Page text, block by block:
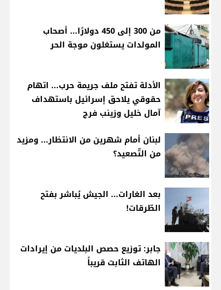
من 300 إلى 450 دولارًا... أصحاب
المولدات يستغلون موجة الحر
الأدلة تفتح ملف جريمة حرب... اتهام
حقوقي يلاحق إسرائيل باستهداف
آمال خليل وزينب فرج
لبنان أمام شهرين من الانتظار... ومزيد
من التّصعيد؟
بعد الغارات... الجيش يُباشر بفتح
الطّرقات!
جابر: توزيع حصص البلديات من إيرادات
الهاتف الثابت قريباً